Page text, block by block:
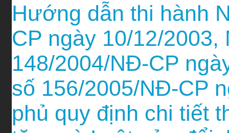
Hướng dẫn thi hành
CP ngày 10/12/2003,
148/2004/NĐ-CP
số 156/2005/NĐ-CP
phủ quy định chi tiết